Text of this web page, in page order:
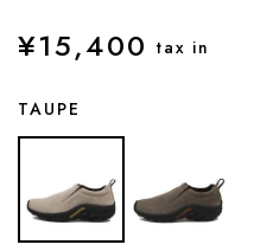
¥15,400 tax in
TAUPE